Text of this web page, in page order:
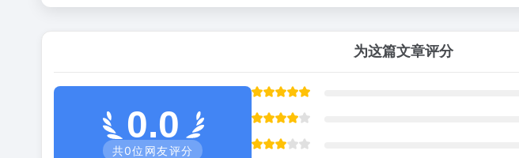
为这篇文章评分
0.0
共0位网友评分